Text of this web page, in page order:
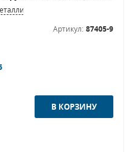
мебели
Артикул: 87405-9